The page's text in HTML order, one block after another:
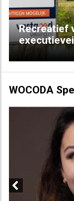
Recreatief
WOCODA